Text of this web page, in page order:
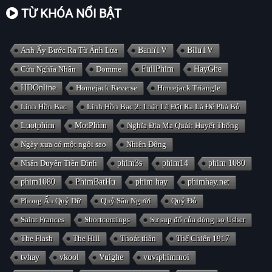
TỪ KHÓA NỔI BẬT
Anh Ấy Bước Ra Từ Ánh Lửa BanhTV BiluTV
Cửu Nghĩa Nhân Domme FullPhim HayGhe
HDOnline Homejack Reverse Homejack Triangle
Linh Hồn Bạc Linh Hồn Bạc 2: Luật Lệ Đặt Ra Là Để Phá Bỏ
Luotphim MotPhim Nghĩa Địa Ma Quái: Huyết Thống
Ngày xưa có một ngôi sao Nhiên Đông
Nhân Duyên Tiền Đình phim3s phim14 phim 1080
phim1080 PhimBatHu phim hay phimhay.net
Phong Ấn Quỷ Dữ Quỷ Săn Người Quỷ Đỏ
Saint Frances Shortcomings Sự sụp đổ của dòng họ Usher
The Flash The Hill Thoát thân Thế Chiến 1917
tvhay vkool Vuighe vuviphimmoi